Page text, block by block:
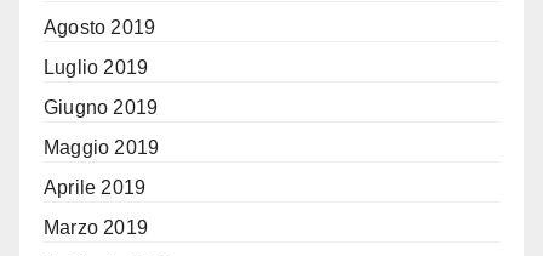
Agosto 2019
Luglio 2019
Giugno 2019
Maggio 2019
Aprile 2019
Marzo 2019